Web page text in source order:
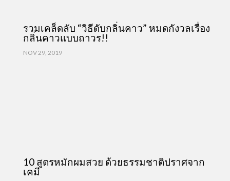
รวมเคล็ดลับ “วิธีดับกลิ่นคาว” หมดกังวลเรื่อง
กลิ่นคาวแบบถาวร!!
NOV 29, 2019
10 สูตรหมักผมสวย ด้วยธรรมชาติปราศจาก
เคมี